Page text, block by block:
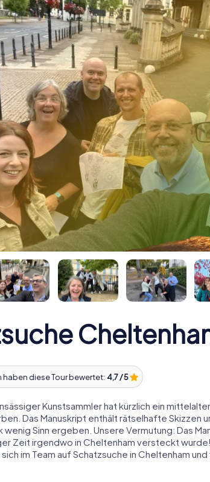
haben diese Tour bewertet: 4,7 / 5
Kunstsammler hat kürzlich ein
Das Manuskript enthält rätselhafte Skizzen
Sinn ergeben. Unsere Vermutung: Das
Zeit irgendwo in Cheltenham versteckt
im Team auf Schatzsuche in Cheltenham